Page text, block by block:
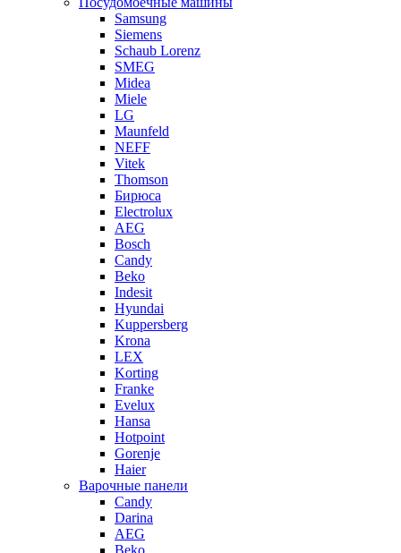
Samsung
Siemens
Schaub Lorenz
SMEG
Midea
Miele
LG
Maunfeld
NEFF
Vitek
Thomson
Бирюса
Electrolux
AEG
Bosch
Candy
Beko
Indesit
Hyundai
Kuppersberg
Krona
LEX
Korting
Franke
Evelux
Hansa
Hotpoint
Gorenje
Haier
Варочные панели
Candy
Darina
AEG